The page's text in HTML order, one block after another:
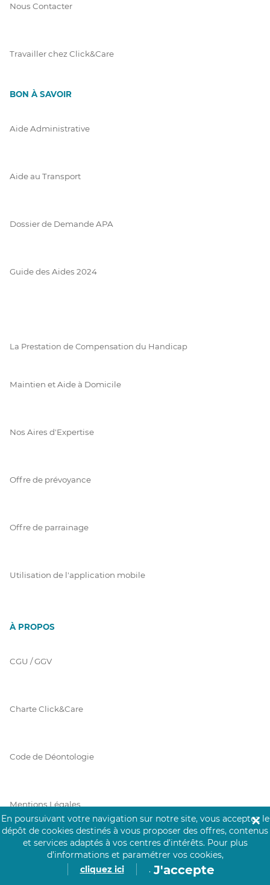
Nous Contacter
Travailler chez Click&Care
BON À SAVOIR
Aide Administrative
Aide au Transport
Dossier de Demande APA
Guide des Aides 2024
La Prestation de Compensation du Handicap
Maintien et Aide à Domicile
Nos Aires d'Expertise
Offre de prévoyance
Offre de parrainage
Utilisation de l'application mobile
À PROPOS
CGU / GGV
Charte Click&Care
Code de Déontologie
Mentions Légales
Prérequis Click&Care
En poursuivant votre navigation sur notre site, vous acceptez le
dépôt de cookies destinés à vous proposer des offres, contenus
et services adaptés à vos centres d’intérêts. Pour plus
d’informations et paramétrer vos cookies,
cliquez ici
. J'accepte
✕